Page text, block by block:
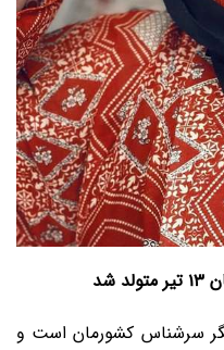
سرشناس کشورمان است و